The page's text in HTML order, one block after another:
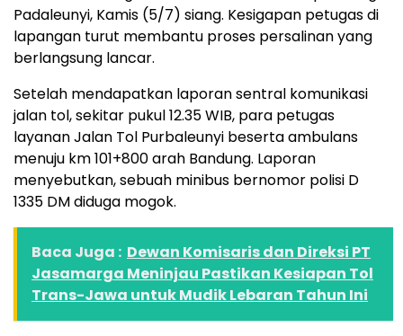
Padaleunyi, Kamis (5/7) siang. Kesigapan petugas di
lapangan turut membantu proses persalinan yang
berlangsung lancar.
Setelah mendapatkan laporan sentral komunikasi
jalan tol, sekitar pukul 12.35 WIB, para petugas
layanan Jalan Tol Purbaleunyi beserta ambulans
menuju km 101+800 arah Bandung. Laporan
menyebutkan, sebuah minibus bernomor polisi D
1335 DM diduga mogok.
Baca Juga : Dewan Komisaris dan Direksi PT
Jasamarga Meninjau Pastikan Kesiapan Tol
Trans-Jawa untuk Mudik Lebaran Tahun Ini